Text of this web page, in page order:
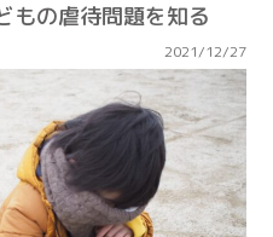
もの虐待問題を知る
2021/12/27